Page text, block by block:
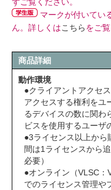
マークが付いてい
ん。詳しくはこちらをご覧
商品詳細
動作環境
●クライアントアクセ
アクセスする権利をユ
るデバイスの数に関わ
ビスを使用するユーザ
●3ライセンス以上か
間は1ライセンスから
必要）
●オンライン（VLSC：
でのライセンス管理や